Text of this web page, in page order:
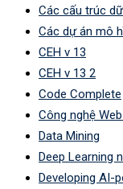
Các cấu trúc
Các dự án mô
CEH v 13
CEH v 13 2
Code Complete
Công nghệ
Data Mining
Deep Learning
Developing AI-